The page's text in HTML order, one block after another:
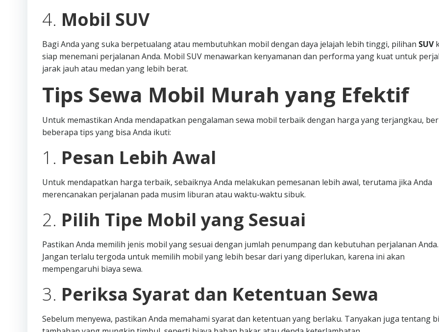
4. Mobil SUV
Bagi Anda yang suka berpetualang atau membutuhkan mobil dengan daya jelajah lebih tinggi, pilihan SUV
siap menemani perjalanan Anda. Mobil SUV menawarkan kenyamanan dan performa yang kuat untuk
jarak jauh atau medan yang lebih berat.
Tips Sewa Mobil Murah yang Efektif
Untuk memastikan Anda mendapatkan pengalaman sewa mobil terbaik dengan harga yang terjangkau,
beberapa tips yang bisa Anda ikuti:
1. Pesan Lebih Awal
Untuk mendapatkan harga terbaik, sebaiknya Anda melakukan pemesanan lebih awal, terutama jika Anda
merencanakan perjalanan pada musim liburan atau waktu-waktu sibuk.
2. Pilih Tipe Mobil yang Sesuai
Pastikan Anda memilih jenis mobil yang sesuai dengan jumlah penumpang dan kebutuhan perjalanan Anda.
Jangan terlalu tergoda untuk memilih mobil yang lebih besar dari yang diperlukan, karena ini akan
mempengaruhi biaya sewa.
3. Periksa Syarat dan Ketentuan Sewa
Sebelum menyewa, pastikan Anda memahami syarat dan ketentuan yang berlaku. Tanyakan juga tentang